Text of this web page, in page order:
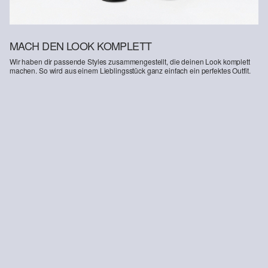
MACH DEN LOOK KOMPLETT
Wir haben dir passende Styles zusammengestellt, die deinen Look komplett
machen. So wird aus einem Lieblingsstück ganz einfach ein perfektes Outfit.